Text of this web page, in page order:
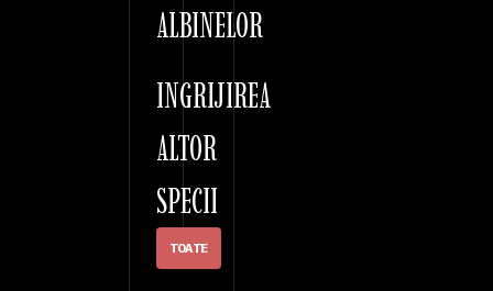
ALBINELOR
INGRIJIREA
ALTOR
SPECII
TOATE